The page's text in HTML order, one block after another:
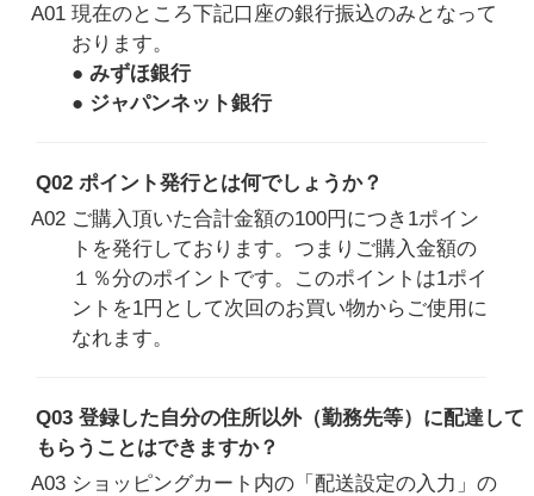
A01 現在のところ下記口座の銀行振込のみとなって
おります。
● みずほ銀行
● ジャパンネット銀行
Q02 ポイント発行とは何でしょうか？
A02 ご購入頂いた合計金額の100円につき1ポイン
トを発行しております。つまりご購入金額の
１％分のポイントです。このポイントは1ポイ
ントを1円として次回のお買い物からご使用に
なれます。
Q03 登録した自分の住所以外（勤務先等）に配達して
もらうことはできますか？
A03 ショッピングカート内の「配送設定の入力」の